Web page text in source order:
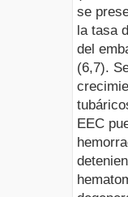
se
la tasa
del
(6,7).
EEC